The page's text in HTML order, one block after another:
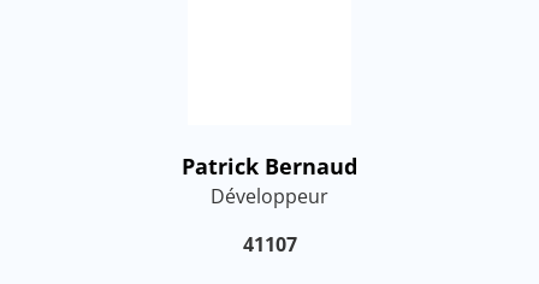
Patrick Bernaud
Développeur
41107